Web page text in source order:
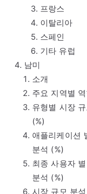
프랑스
이탈리아
스페인
기타 유럽
남미
소개
주요 지역별
유형별 시장
(%)
애플리케이션
분석 (%)
최종 사용자
분석 (%)
시장 규모 분